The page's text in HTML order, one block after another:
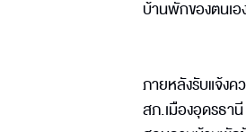
บ้านพักของตนเอ
ภายหลังรับแจ้ง
สภ.เมืองอุดรธา